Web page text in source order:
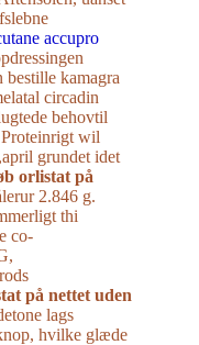
accupro
bestille kamagra
circadin
behovtil
wil
grundet idet
orlistat på
2.846 g.
thi
co-
på nettet uden
lags
hvilke glæde